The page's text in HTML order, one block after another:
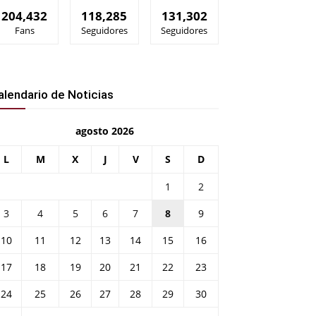
204,432
Fans
118,285
Seguidores
131,302
Seguidores
de Noticias
agosto 2026
L M X J V S D
1
2
3
4 5 6 7 8
9
10
11 12 13 14 15
16
17
18 19 20 21 22
23
24
25 26 27 28 29
30